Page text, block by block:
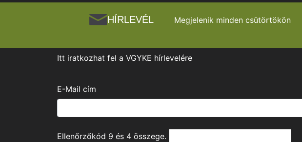
HÍRLEVÉL Megjelenik minden csütörtökön
Itt iratkozhat fel a VGYKE hírlevelére
E-Mail cím
Ellenőrzőkód 9 és 4 összege.